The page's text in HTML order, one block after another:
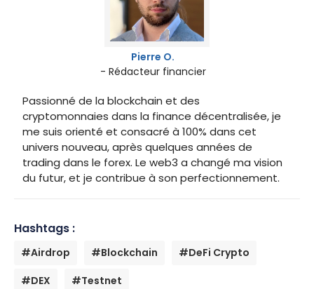
Pierre O.
- Rédacteur financier
Passionné de la blockchain et des
cryptomonnaies dans la finance décentralisée, je
me suis orienté et consacré à 100% dans cet
univers nouveau, après quelques années de
trading dans le forex. Le web3 a changé ma vision
du futur, et je contribue à son perfectionnement.
Hashtags :
#Airdrop #Blockchain
#DeFi Crypto
#DEX
#Testnet